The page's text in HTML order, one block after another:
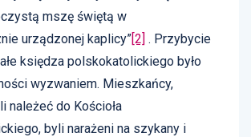
mszę świętą w
urządzonej kaplicy”[2] . Przybycie
księdza polskokatolickiego było
wyzwaniem. Mieszkańcy,
należeć do Kościoła
byli narażeni na szykany i